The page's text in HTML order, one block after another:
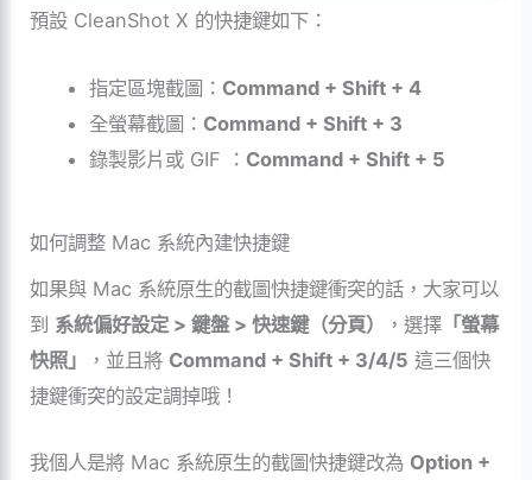
預設 CleanShot X 的快捷鍵如下：
指定區塊截圖： Command + Shift + 4
全螢幕截圖： Command + Shift + 3
錄製影片或 GIF ： Command + Shift + 5
如何調整 Mac 系統內建快捷鍵
如果與 Mac 系統原生的截圖快捷鍵衝突的話，大家可以
到 系統偏好設定 > 鍵盤 > 快速鍵（分頁） ，選擇 「螢幕
快照」
，並且將 Command + Shift + 3/4/5 這三個快
捷鍵衝突的設定調掉哦！
我個人是將 Mac 系統原生的截圖快捷鍵改為 Option +